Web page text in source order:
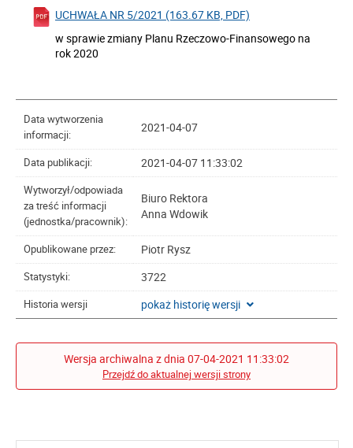
UCHWAŁA NR 5/2021 (163.67 KB, PDF)
w sprawie zmiany Planu Rzeczowo-Finansowego na
rok 2020
Data wytworzenia
informacji:
2021-04-07
Data publikacji: 2021-04-07 11:33:02
Wytworzył/odpowiada
za treść informacji
(jednostka/pracownik):
Biuro Rektora
Anna Wdowik
Opublikowane przez: Piotr Rysz
Statystyki: 3722
Historia wersji pokaż historię wersji
Wersja archiwalna z dnia 07-04-2021 11:33:02
Przejdź do aktualnej wersji strony